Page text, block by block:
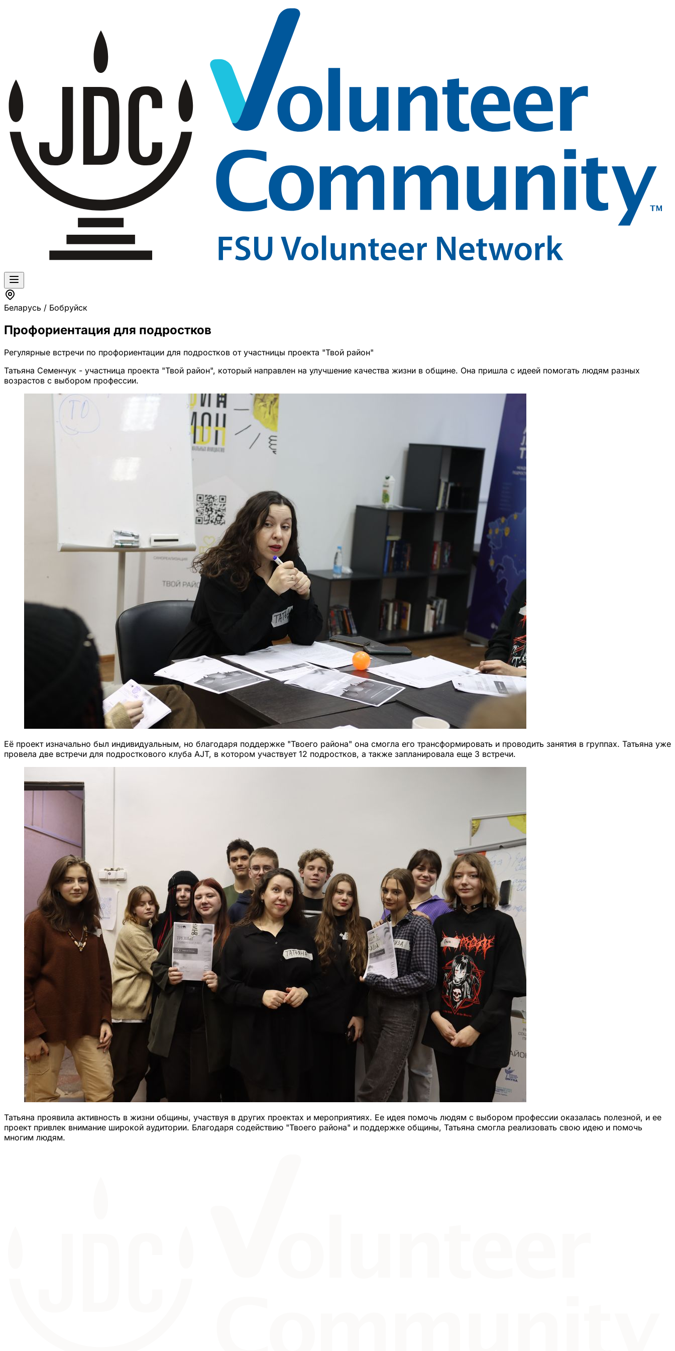
Беларусь / Бобруйск
Профориентация для подростков
Регулярные встречи по профориентации для подростков от участницы проекта "Твой район"
Татьяна Семенчук - участница проекта "Твой район", который направлен на улучшение качества жизни в общине. Она пришла с идеей помогать людям разных
возрастов с выбором профессии.
Её проект изначально был индивидуальным, но благодаря поддержке "Твоего района" она смогла его трансформировать и проводить занятия в группах. Татьяна уже
провела две встречи для подросткового клуба AJT, в котором участвует 12 подростков, а также запланировала еще 3 встречи.
Татьяна проявила активность в жизни общины, участвуя в других проектах и мероприятиях. Ее идея помочь людям с выбором профессии оказалась полезной, и ее
проект привлек внимание широкой аудитории. Благодаря содействию "Твоего района" и поддержке общины, Татьяна смогла реализовать свою идею и помочь
многим людям.